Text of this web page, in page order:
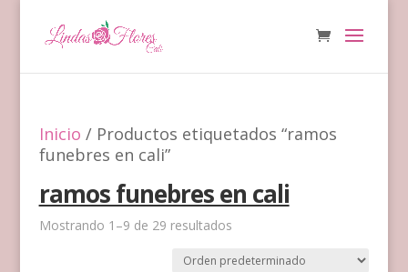
Inicio / Productos etiquetados “ramos
funebres en cali”
ramos funebres en cali
Mostrando 1–9 de 29 resultados